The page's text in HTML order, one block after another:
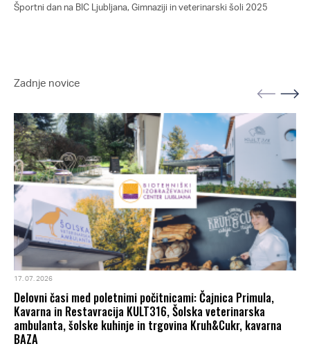
Športni dan na BIC Ljubljana, Gimnaziji in veterinarski šoli 2025
Zadnje novice
17. 07. 2026
Delovni časi med poletnimi počitnicami: Čajnica Primula,
Kavarna in Restavracija KULT316, Šolska veterinarska
ambulanta, šolske kuhinje in trgovina Kruh&Cukr, kavarna
BAZA